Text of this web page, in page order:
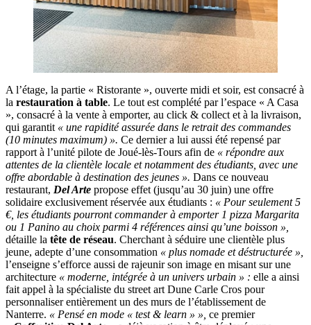
A l’étage, la partie « Ristorante », ouverte midi et soir, est consacré à
la restauration à table. Le tout est complété par l’espace « A Casa
», consacré à la vente à emporter, au click & collect et à la livraison,
qui garantit « une rapidité assurée dans le retrait des commandes
(10 minutes maximum) ». Ce dernier a lui aussi été repensé par
rapport à l’unité pilote de Joué-lès-Tours afin de « répondre aux
attentes de la clientèle locale et notamment des étudiants, avec une
offre abordable à destination des jeunes ». Dans ce nouveau
restaurant, Del Arte propose effet (jusqu’au 30 juin) une offre
solidaire exclusivement réservée aux étudiants : « Pour seulement 5
€, les étudiants pourront commander à emporter 1 pizza Margarita
ou 1 Panino au choix parmi 4 références ainsi qu’une boisson »,
détaille la tête de réseau. Cherchant à séduire une clientèle plus
jeune, adepte d’une consommation « plus nomade et déstructurée »,
l’enseigne s’efforce aussi de rajeunir son image en misant sur une
architecture « moderne, intégrée à un univers urbain » : elle a ainsi
fait appel à la spécialiste du street art Dune Carle Cros pour
personnaliser entièrement un des murs de l’établissement de
Nanterre. « Pensé en mode « test & learn » », ce premier